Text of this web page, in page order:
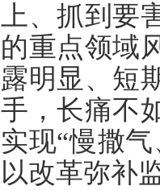
上、抓到
的重点领域
露明显、短
手，长痛不
实现“慢撒
以改革弥补